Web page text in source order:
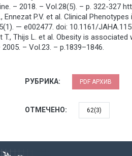
– 2018. – Vol.28(5). – p. 322-327
Ennezat P.V. et al. Clinical
— e002477. doi: 10.1161/
T., Thijs L. et al. Obesity is
– Vol.23. – p.1839–1846.
РУБРИКА: PDF АРХИВ
ОТМЕЧЕНО: 62(3)